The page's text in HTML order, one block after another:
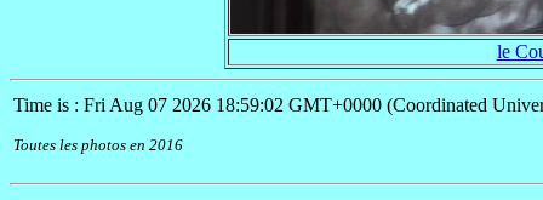
le
Time is : Fri Aug 07 2026 18:59:02 GMT+0000 (Coordinated
Toutes les photos en 2016